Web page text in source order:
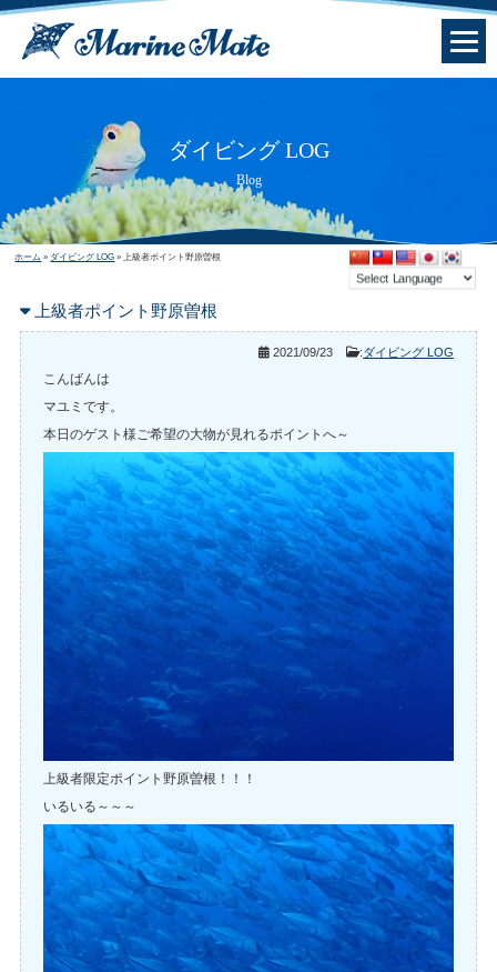
ダイビング LOG
Blog
ホーム » ダイビング LOG » 上級者ポイント野原曽根
上級者ポイント野原曽根
2021/09/23 :ダイビング LOG
こんばんは
マユミです。
本日のゲスト様ご希望の大物が見れるポイントへ～
上級者限定ポイント野原曽根！！！
いるいる～～～